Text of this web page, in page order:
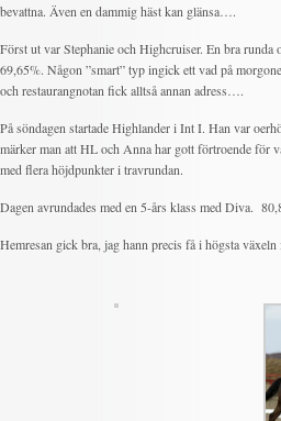
bevattna. Även en dammig häst kan glänsa….
Först ut var Stephanie och Highcruiser. En bra
69,65%. Någon ”smart” typ ingick ett vad på
och restaurangnotan fick alltså annan adress….
På söndagen startade Highlander i Int I. Han var
märker man att HL och Anna har gott förtroende för
med flera höjdpunkter i travrundan.
Dagen avrundades med en 5-års klass med Diva.
Hemresan gick bra, jag hann precis få i högsta